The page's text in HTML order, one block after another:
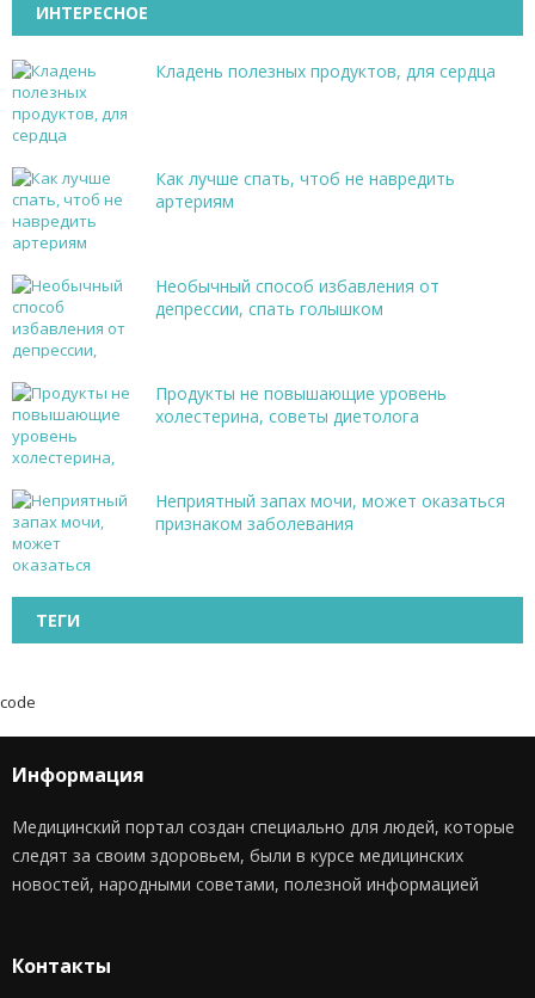
ИНТЕРЕСНОЕ
Кладень полезных продуктов, для сердца
Как лучше спать, чтоб не навредить
артериям
Необычный способ избавления от
депрессии, спать голышком
Продукты не повышающие уровень
холестерина, советы диетолога
Неприятный запах мочи, может оказаться
признаком заболевания
ТЕГИ
code
Информация
Медицинский портал создан специально для людей, которые
следят за своим здоровьем, были в курсе медицинских
новостей, народными советами, полезной информацией
Контакты